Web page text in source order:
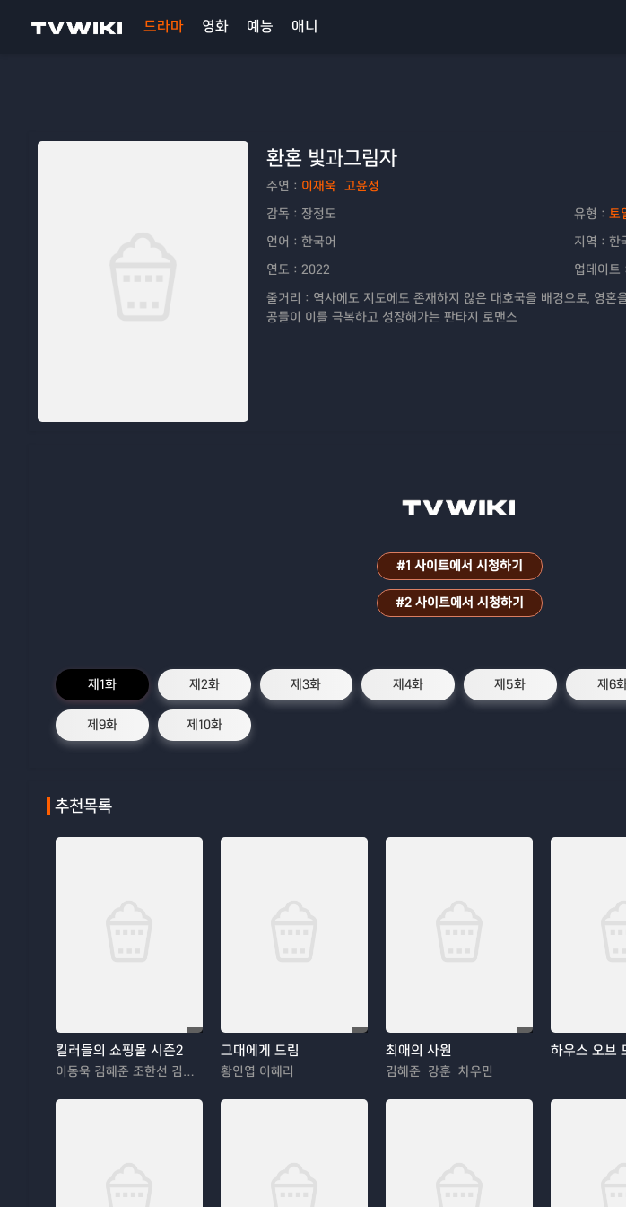
드라마 영화 예능 애니
환혼 빛과그림자
주연： 이재욱 고윤정
감독： 장정도 유형： 토
언어： 한국어 지역： 한
연도： 2022 업데이트：
줄거리： 역사에도 지도에도 존재하지 않은 대호국을 배경으로, 영혼
공들이 이를 극복하고 성장해가는 판타지 로맨스
#1 사이트에서 시청하기
#2 사이트에서 시청하기
제1화 제2화 제3화 제4화 제5화 제6
제9화 제10화
추천목록
킬러들의 쇼핑몰 시즌2
이동욱 김혜준 조한선 김해나
그대에게 드림
황인엽 이혜리
최애의 사원
김혜준 강훈 차우민
하우스 오브